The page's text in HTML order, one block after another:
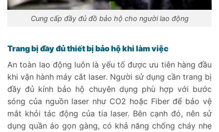
Cung cấp đầy đủ đồ bảo hộ cho người lao động
Trang bị đầy đủ thiết bị bảo hộ khi làm việc
An toàn lao động luôn là yếu tố được ưu tiên hàng đầu
khi vận hành máy cắt laser. Người sử dụng cần trang bị
đầy đủ kính bảo hộ chuyên dụng phù hợp với bước
sóng của nguồn laser như CO2 hoặc Fiber để bảo vệ
mắt khỏi tác động của tia laser. Bên cạnh đó, nên sử
dụng quần áo gọn gàng, có khả năng chống cháy nhẹ